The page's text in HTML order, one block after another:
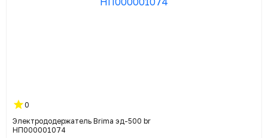
0
Электрододержатель Brima эд-500 br
НП000001074